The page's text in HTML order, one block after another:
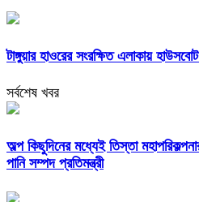
টাঙ্গুয়ার হাওরের সংরক্ষিত এলাকায় হাউসবোট
সর্বশেষ খবর
অল্প কিছুদিনের মধ্যেই তিস্তা
পানি সম্পদ প্রতিমন্ত্রী